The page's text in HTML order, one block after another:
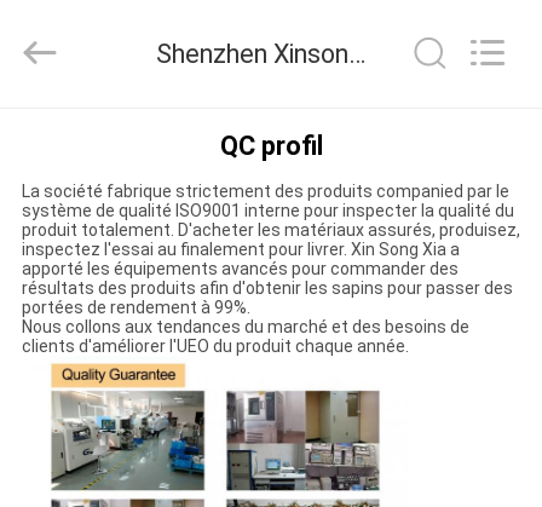
PRODUITS
VIDÉOS
AU
SUJET
NOUS
Automobile
Electron
Shenzhen Xinsongxia Automobile Electron Co.,Ltd Contrôle de la qualité
QC profil
La société fabrique strictement des produits companied par le
système de qualité ISO9001 interne pour inspecter la qualité du
produit totalement. D'acheter les matériaux assurés, produisez,
inspectez l'essai au finalement pour livrer. Xin Song Xia a
apporté les équipements avancés pour commander des
résultats des produits afin d'obtenir les sapins pour passer des
portées de rendement à 99%.
Nous collons aux tendances du marché et des besoins de
clients d'améliorer l'UEO du produit chaque année.